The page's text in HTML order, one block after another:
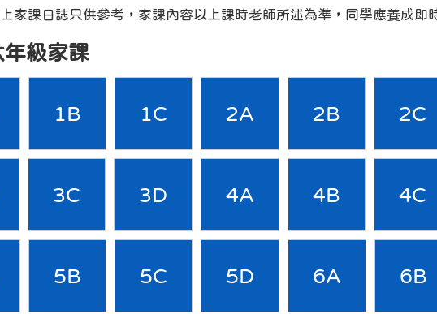
家課日誌只供參考，家課內容以上課時老師所述為準，同學應養成即
年級家課
1B 1C 2A 2B 2C
3C 3D 4A 4B 4C
5B 5C 5D 6A 6B